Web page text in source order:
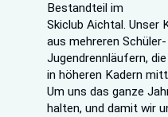
Bestandteil im
Skiclub Aichtal. Unser
aus mehreren Schüler-
Jugendrennläufern,
in höheren Kadern
Um uns das ganze
halten, und damit wir